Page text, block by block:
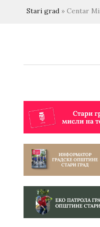
Stari grad » Centar